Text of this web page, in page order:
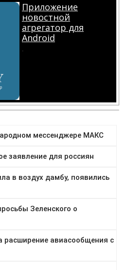
Приложение
новостной
агрегатор для
Android
.